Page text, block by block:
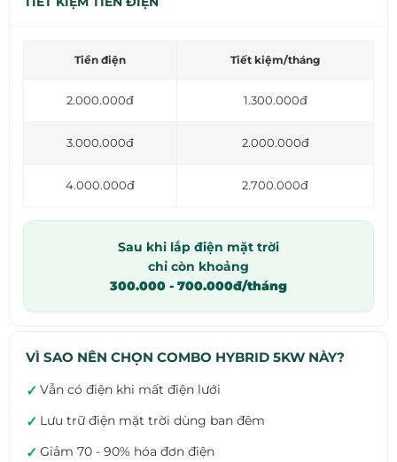
Tiền điện Tiết kiệm/tháng
2.000.000đ 1.300.000đ
3.000.000đ 2.000.000đ
4.000.000đ 2.700.000đ
Sau khi lắp điện mặt trời
chỉ còn khoảng
300.000 - 700.000đ/tháng
VÌ SAO NÊN CHỌN COMBO HYBRID 5KW NÀY?
✓ Vẫn có điện khi mất điện lưới
✓ Lưu trữ điện mặt trời dùng ban đêm
✓ Giảm 70 - 90% hóa đơn điện